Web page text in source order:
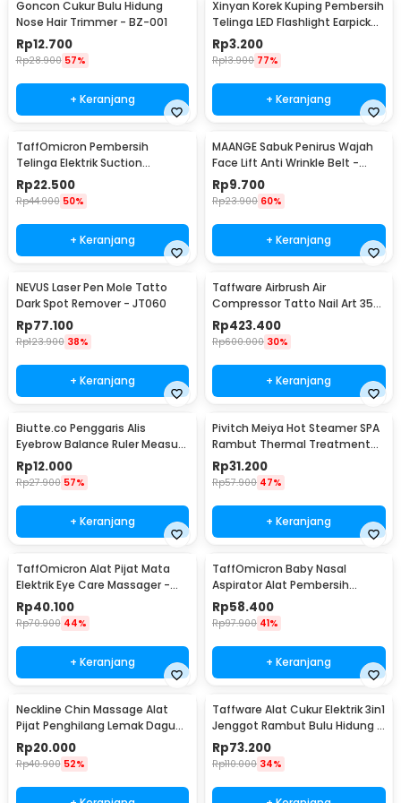
Goncon Cukur Bulu Hidung
Nose Hair Trimmer - BZ-001
Rp12.700
Rp28.900 57%
+ Keranjang
Xinyan Korek Kuping Pembersih
Telinga LED Flashlight Earpick
Clean - XY3188
Rp3.200
Rp13.900 77%
+ Keranjang
TaffOmicron Pembersih
Telinga Elektrik Suction
Vibration Waterproof - 842-1
Rp22.500
Rp44.900 50%
+ Keranjang
MAANGE Sabuk Penirus Wajah
Face Lift Anti Wrinkle Belt -
TZ18
Rp9.700
Rp23.900 60%
+ Keranjang
NEVUS Laser Pen Mole Tatto
Dark Spot Remover - JT060
Rp77.100
Rp123.900 38%
+ Keranjang
Taffware Airbrush Air
Compressor Tatto Nail Art 35
PSI Dual Action - T-100
Rp423.400
Rp600.000 30%
+ Keranjang
Biutte.co Penggaris Alis
Eyebrow Balance Ruler Measure
Shaping Tool
Rp12.000
Rp27.900 57%
+ Keranjang
Pivitch Meiya Hot Steamer SPA
Rambut Thermal Treatment
Heated Cap - YZK1-II
Rp31.200
Rp57.900 47%
+ Keranjang
TaffOmicron Alat Pijat Mata
Elektrik Eye Care Massager -
XTK-018
Rp40.100
Rp70.900 44%
+ Keranjang
TaffOmicron Baby Nasal
Aspirator Alat Pembersih
Hidung Bayi - HD-8031
Rp58.400
Rp97.900 41%
+ Keranjang
Neckline Chin Massage Alat
Pijat Penghilang Lemak Dagu
Rahang - A241
Rp20.000
Rp40.900 52%
Taffware Alat Cukur Elektrik 3in1
Jenggot Rambut Bulu Hidung -
AG-818
Rp73.200
Rp110.000 34%